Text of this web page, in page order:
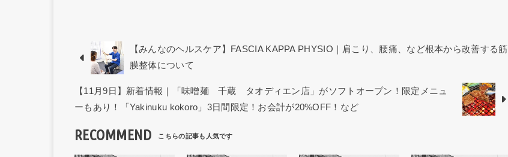
【みんなのヘルスケア】FASCIA KAPPA PHYSIO｜肩こり、腰痛、など根本から改善する筋
膜整体について
【11月9日】新着情報｜「味噌麺 千蔵 タオディエン店」がソフトオープン！限定メニュ
ーもあり！「Yakinuku kokoro」3日間限定！お会計が20%OFF！など
RECOMMEND